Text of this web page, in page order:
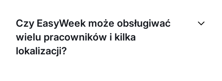
stacjonarnych, jak i mobilnych. Umożliwia
zarządzanie wizytami i grafikiem z dowolnego
miejsca i o każdej porze.
Czy EasyWeek może obsługiwać
wielu pracowników i kilka
lokalizacji?